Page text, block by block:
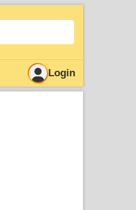
Login